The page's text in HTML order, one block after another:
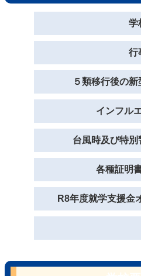
学
行
５類移行後の
インフル
台風時及び特
各種証明
R8年度就学支援金